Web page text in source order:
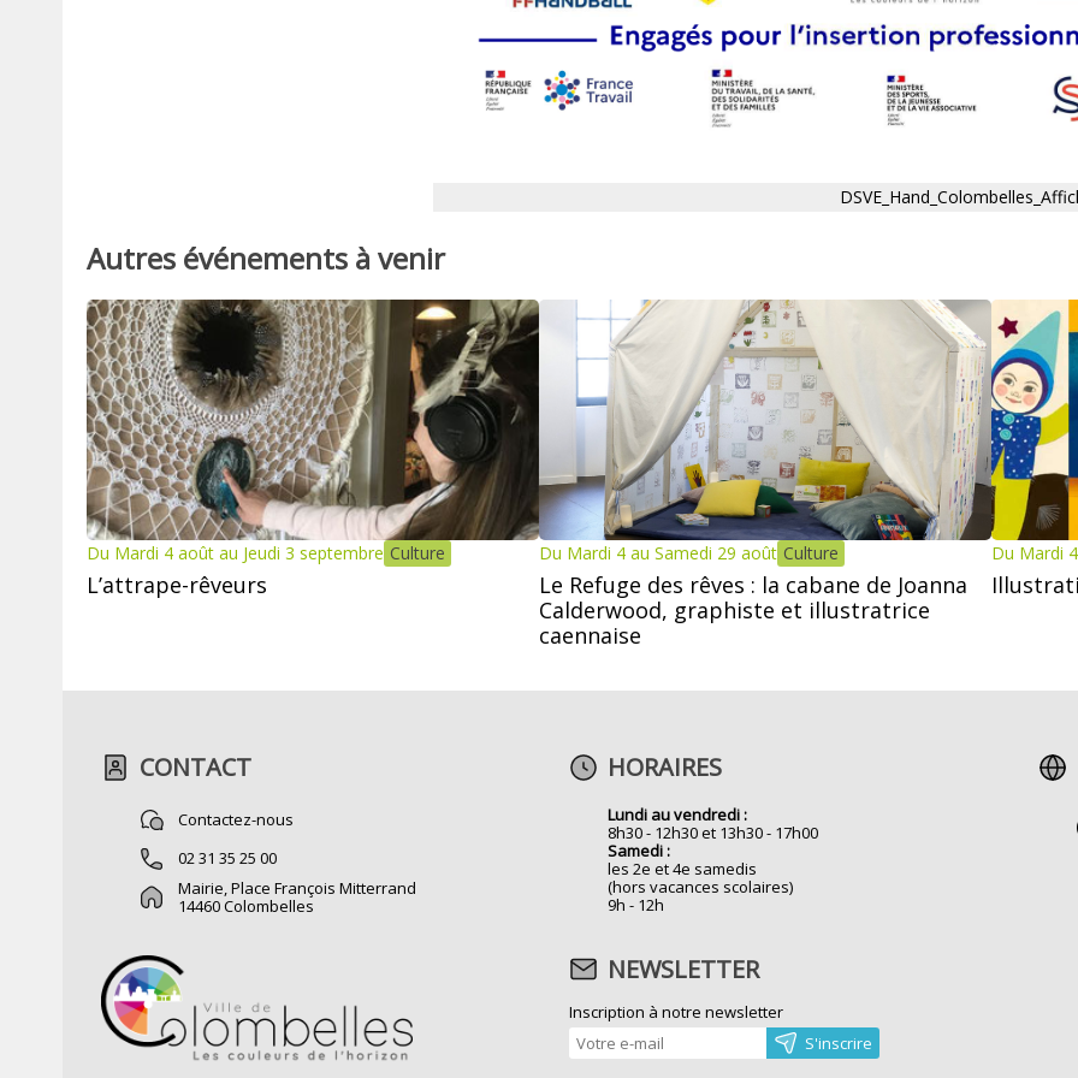
Autres événements à venir
Du Mardi 4 août au Jeudi 3 septembre Culture
L’attrape-rêveurs
Du Mardi 4 au Samedi 29 août Culture
Le Refuge des rêves : la cabane de Joanna
Calderwood, graphiste et illustratrice
caennaise
Du Mardi
CONTACT
Contactez-nous
02 31 35 25 00
Mairie, Place François Mitterrand
14460 Colombelles
HORAIRES
Lundi au vendredi :
8h30 - 12h30 et 13h30 - 17h00
Samedi :
les 2e et 4e samedis
(hors vacances scolaires)
9h - 12h
NEWSLETTER
Inscription à notre newsletter